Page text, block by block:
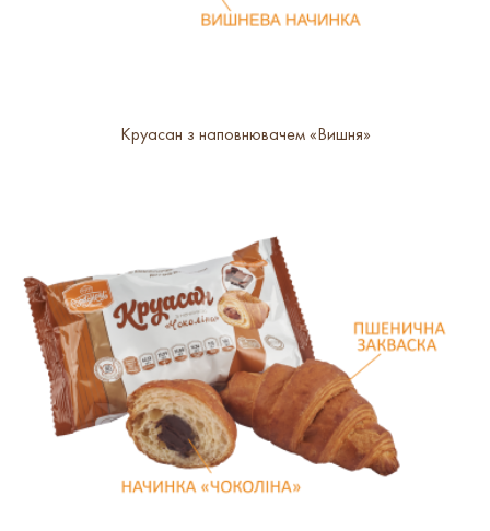
Круасан з наповнювачем «Вишня»